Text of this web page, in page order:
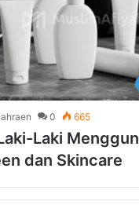
0 665
Laki
dan Skincare